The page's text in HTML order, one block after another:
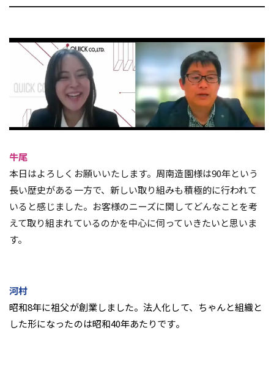
牛尾
本日はよろしくお願いいたします。周南造園様は90年という
長い歴史がある一方で、新しい取り組みも積極的に行われて
いると感じました。お客様のニーズに関してどんなことを考
えて取り組まれているのかを中心に伺っていきたいと思いま
す。
河村
昭和8年に祖父が創業しました。法人化して、ちゃんと組織と
した形になったのは昭和40年あたりです。